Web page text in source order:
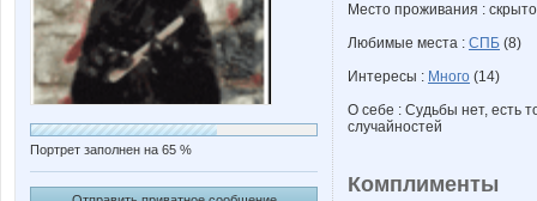
Портрет заполнен на 65 %
Место проживания : скрыто
Любимые места : СПБ (8)
Интересы : Много (14)
О себе : Судьбы нет, есть
случайностей
Комплименты